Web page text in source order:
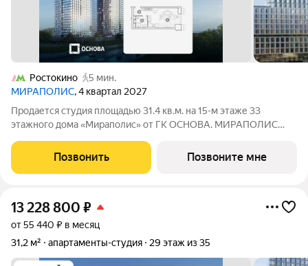
Ростокино
5 мин.
МИРАПОЛИС, 4 квартал 2027
Продается студия площадью 31.4 кв.м. на 15-м этаже 33
этажного дома «Мираполис» от ГК ОСНОВА. МИРАПОЛИС
отдыха и жизни. Проект состоит из четырех башен с
авторскими стеклянными фасадами и
Позвонить Позвоните мне
13 228 800 ₽
от 55 440 ₽ в месяц
31,2 м²
апартаменты-студия 29 этаж из 35